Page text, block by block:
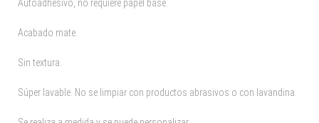
Autoadhesivo, no requiere papel base.
Acabado mate.
Sin textura.
Súper lavable. No se limpiar con productos abrasivos o con lavandina.